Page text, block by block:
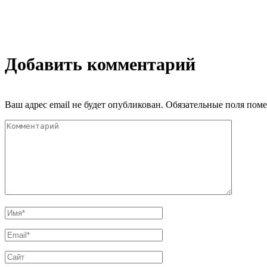
Добавить комментарий
Ваш адрес email не будет опубликован. Обязательные поля